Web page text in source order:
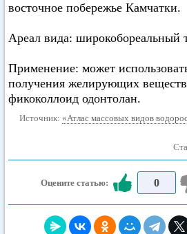
восточное побережье Камчатки.
Ареал вида: широкобореальный
Применение: может
получения желирующих
фикоколлоид одонтолан.
Источник: «Атлас массовых видов
Оцените статью: 0